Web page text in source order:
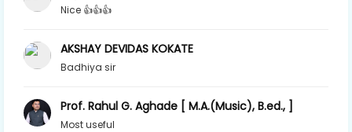
Nice 👍👍👍
AKSHAY DEVIDAS KOKATE
Badhiya sir
Prof. Rahul G. Aghade [ M.A.(Music), B.ed., ]
Most useful